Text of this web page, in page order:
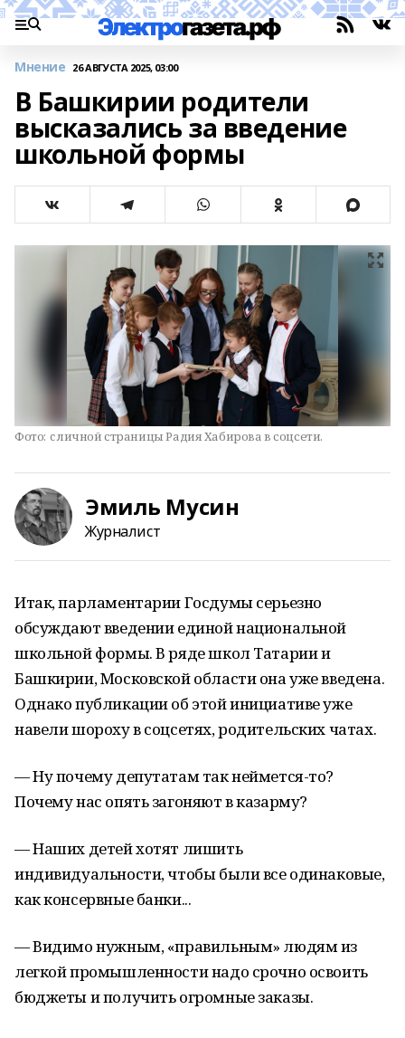
Мнение 26 АВГУСТА 2025, 03:00
В Башкирии родители
высказались за введение
школьной формы
Фото: c личной страницы Радия Хабирова в соцсети.
Эмиль Мусин
Журналист
Итак, парламентарии Госдумы серьезно
обсуждают введении единой национальной
школьной формы. В ряде школ Татарии и
Башкирии, Московской области она уже введена.
Однако публикации об этой инициативе уже
навели шороху в соцсетях, родительских чатах.
— Ну почему депутатам так неймется-то?
Почему нас опять загоняют в казарму?
— Наших детей хотят лишить
индивидуальности, чтобы были все одинаковые,
как консервные банки...
— Видимо нужным, «правильным» людям из
легкой промышленности надо срочно освоить
бюджеты и получить огромные заказы.